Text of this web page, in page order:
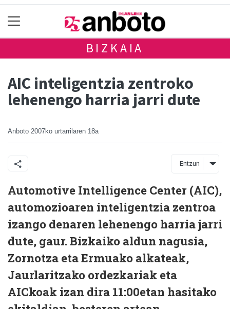
BIZKAIA
AIC inteligentzia zentroko
lehenengo harria jarri dute
Anboto 2007ko urtarrilaren 18a
Entzun
Automotive Intelligence Center (AIC),
automozioaren inteligentzia zentroa
izango denaren lehenengo harria jarri
dute, gaur. Bizkaiko aldun nagusia,
Zornotza eta Ermuako alkateak,
Jaurlaritzako ordezkariak eta
AICkoak izan dira 11:00etan hasitako